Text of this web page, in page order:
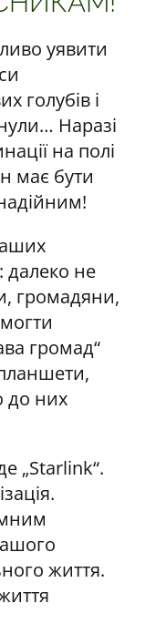
уявити
голубів і
Наразі
на полі
має бути
далеко не
громадяни,
громад“
до них
„Starlink“.
життя.